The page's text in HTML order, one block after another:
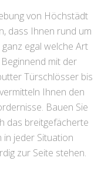
von Höchstädt
dass Ihnen rund um
egal welche Art
mit der
Türschlösser bis
Ihnen den
Bauen Sie
das breitgefächerte
in jeder Situation
zur Seite stehen.